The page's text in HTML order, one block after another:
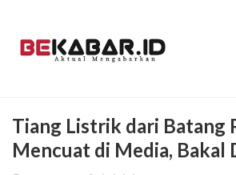
Tiang Listrik dari Batang
Mencuat di Media, Bakal